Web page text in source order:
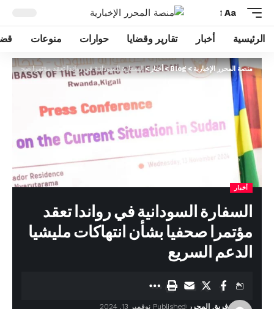
Aa
الرئيسية أخبار تقارير وقضايا حوارات منوعات
منصة المحرر الإخبارية>
Blog
>أخبار> السفارة السودانية في رواندا تعقد مؤتمرا صحفيا
أخبار
السفارة السودانية في رواندا تعقد
مؤتمرا صحفيا بشأن انتهاكات مليشيا
الدعم السريع
فريق المحرر Published نوفمبر 13, 2024